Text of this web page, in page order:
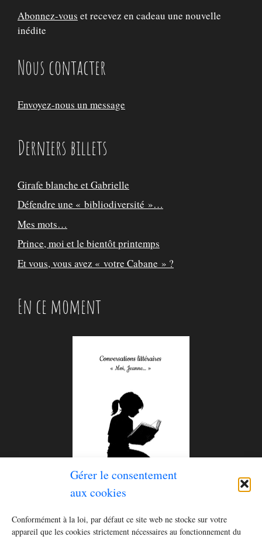
Gérer le consentement
aux cookies
Conformément à la loi, par défaut ce site web ne stocke sur votre
appareil que les cookies strictement nécessaires au fonctionnement du
Abonnez-vous et recevez en cadeau une nouvelle
inédite
Nous contacter
Envoyez-nous un message
Derniers billets
Girafe blanche et Gabrielle
Défendre une « bibliodiversité »…
Mes mots…
Prince, moi et le bientôt printemps
Et vous, vous avez « votre Cabane » ?
En ce moment
Le tome 2 de la sérieHistoires pour rester éveillé (ou
se réveiller)est disponible ! Commandez le livre dès